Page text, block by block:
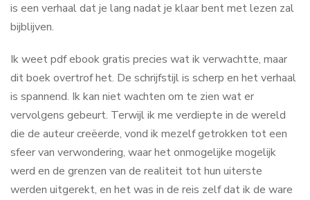
is een verhaal dat je lang nadat je klaar bent met lezen zal
bijblijven.
Ik weet pdf ebook gratis precies wat ik verwachtte, maar
dit boek overtrof het. De schrijfstijl is scherp en het verhaal
is spannend. Ik kan niet wachten om te zien wat er
vervolgens gebeurt. Terwijl ik me verdiepte in de wereld
die de auteur creëerde, vond ik mezelf getrokken tot een
sfeer van verwondering, waar het onmogelijke mogelijk
werd en de grenzen van de realiteit tot hun uiterste
werden uitgerekt, en het was in de reis zelf dat ik de ware